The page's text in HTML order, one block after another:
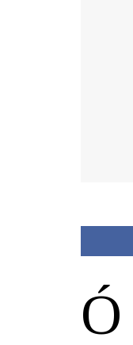
Ó